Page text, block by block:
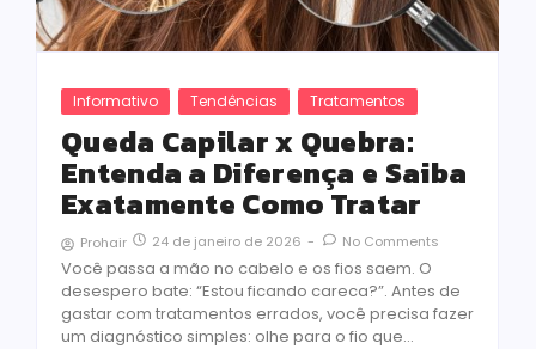
Informativo Tendências Tratamentos
Queda Capilar x Quebra:
Entenda a Diferença e Saiba
Exatamente Como Tratar
Prohair 24 de janeiro de 2026 - No Comments
Você passa a mão no cabelo e os fios saem. O
desespero bate: “Estou ficando careca?”. Antes de
gastar com tratamentos errados, você precisa fazer
um diagnóstico simples: olhe para o fio que…